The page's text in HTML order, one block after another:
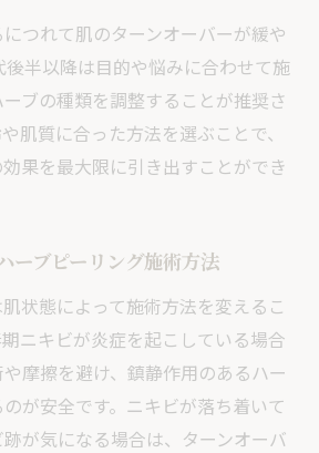
つれて肌のターンオーバーが緩や
半以降は目的や悩みに合わせて施
ブの種類を調整することが推奨さ
肌質に合った方法を選ぶことで、
果を最大限に引き出すことができ
ーブピーリング施術方法
状態によって施術方法を変えるこ
ニキビが炎症を起こしている場合
摩擦を避け、鎮静作用のあるハー
が安全です。ニキビが落ち着いて
が気になる場合は、ターンオーバ